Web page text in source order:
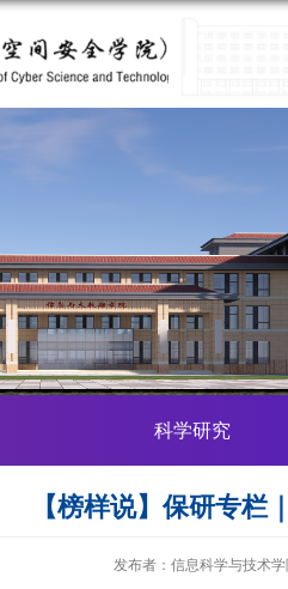
科学研究
【榜样说】保研专
发布者：信息科学与技术